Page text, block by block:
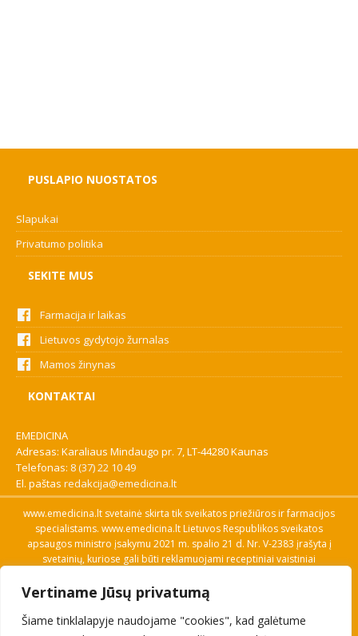
Vertiname Jūsų privatumą
Šiame tinklalapyje naudojame "cookies", kad galėtume
PUSLAPIO NUOSTATOS
Slapukai
Privatumo politika
SEKITE MUS
Farmacija ir laikas
Lietuvos gydytojo žurnalas
Mamos žinynas
KONTAKTAI
EMEDICINA
Adresas: Karaliaus Mindaugo pr. 7, LT-44280 Kaunas
Telefonas: 8 (37) 22 10 49
El. paštas redakcija@emedicina.lt
www.emedicina.lt svetainė skirta tik sveikatos priežiūros ir farmacijos
specialistams. www.emedicina.lt Lietuvos Respublikos sveikatos
apsaugos ministro įsakymu 2021 m. spalio 21 d. Nr. V-2383 įrašyta į
svetainių, kuriose gali būti reklamuojami receptiniai vaistiniai
savo profesinę kvalifikaciją. Naudingos nuorodos: Vaistų ir medicinos
pagalbos priemonių kainų paieška, VVKT tinklalapis, Sveikatos
priežiūros ar farmacijos specialisto pranešimo apie įtariamą